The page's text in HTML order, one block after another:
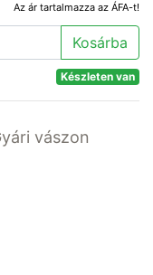
Az ár tartalmazza az ÁFA-t!
Kosárba
Készleten van
vászon